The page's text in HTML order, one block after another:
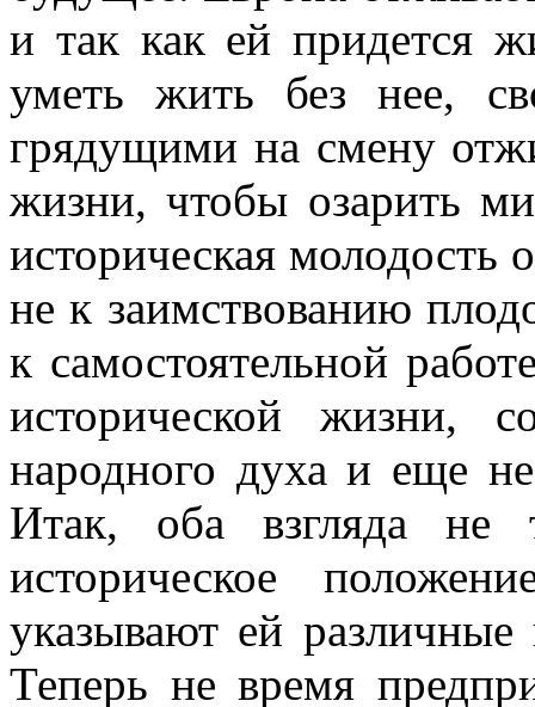
и так как ей придется
уметь жить без нее,
грядущими на смену
жизни, чтобы озарить
историческая молодость
не к заимствованию
к самостоятельной
исторической жизни,
народного духа и еще
Итак, оба взгляда не
историческое
указывают ей различные
Теперь не время